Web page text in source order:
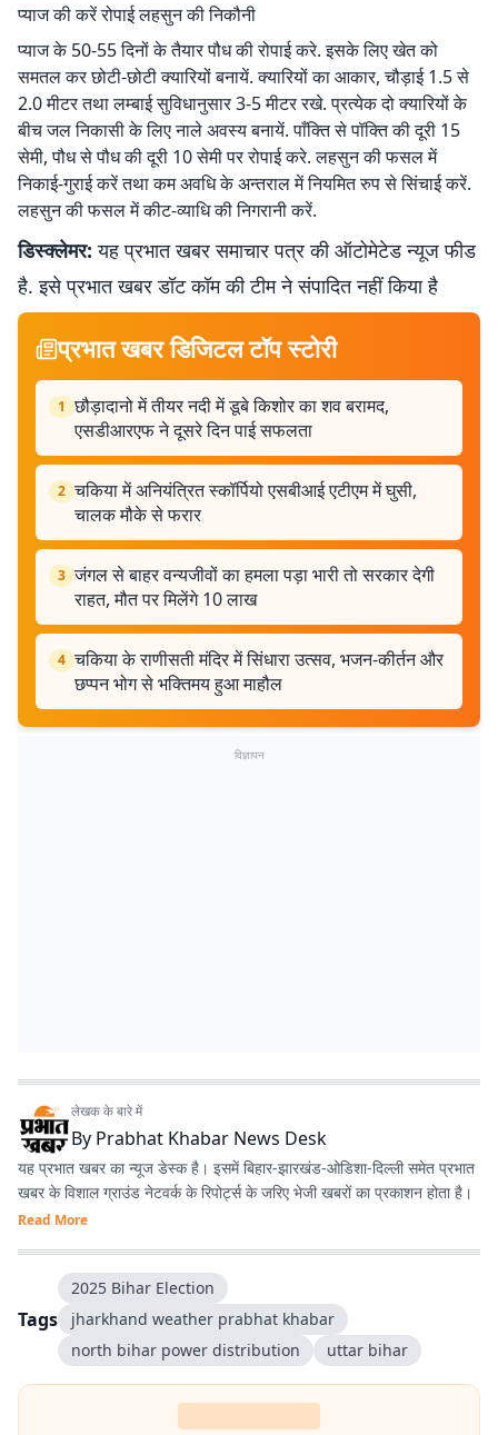
प्याज की करें रोपाई लहसुन की निकौनी
प्याज के 50-55 दिनों के तैयार पौध की रोपाई करे. इसके लिए खेत को
समतल कर छोटी-छोटी क्यारियों बनायें. क्यारियों का आकार, चौड़ाई 1.5 से
2.0 मीटर तथा लम्बाई सुविधानुसार 3-5 मीटर रखे. प्रत्येक दो क्यारियों के
बीच जल निकासी के लिए नाले अवस्य बनायें. पाँक्ति से पॉक्ति की दूरी 15
सेमी, पौध से पौध की दूरी 10 सेमी पर रोपाई करे. लहसुन की फसल में
निकाई-गुराई करें तथा कम अवधि के अन्तराल में नियमित रुप से सिंचाई करें.
लहसुन की फसल में कीट-व्याधि की निगरानी करें.
डिस्क्लेमर: यह प्रभात खबर समाचार पत्र की ऑटोमेटेड न्यूज फीड
है. इसे प्रभात खबर डॉट कॉम की टीम ने संपादित नहीं किया है
प्रभात खबर डिजिटल टॉप स्टोरी
1 छौड़ादानो में तीयर नदी में डूबे किशोर का शव बरामद,
एसडीआरएफ ने दूसरे दिन पाई सफलता
2 चकिया में अनियंत्रित स्कॉर्पियो एसबीआई एटीएम में घुसी,
चालक मौके से फरार
3 जंगल से बाहर वन्यजीवों का हमला पड़ा भारी तो सरकार देगी
राहत, मौत पर मिलेंगे 10 लाख
4 चकिया के राणीसती मंदिर में सिंधारा उत्सव, भजन-कीर्तन और
छप्पन भोग से भक्तिमय हुआ माहौल
विज्ञापन
लेखक के बारे में
By Prabhat Khabar News Desk
यह प्रभात खबर का न्यूज डेस्क है। इसमें बिहार-झारखंड-ओडिशा-दिल्‍ली समेत प्रभात
खबर के विशाल ग्राउंड नेटवर्क के रिपोर्ट्स के जरिए भेजी खबरों का प्रकाशन होता है।
Read More
Tags
2025 Bihar Election
jharkhand weather prabhat khabar
north bihar power distribution
uttar bihar